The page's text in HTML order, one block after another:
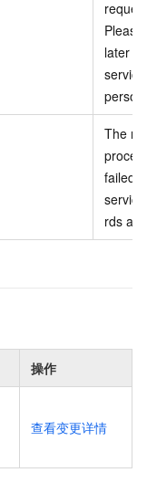
later
service
The
failed
rds api.
操作
查看变更详情